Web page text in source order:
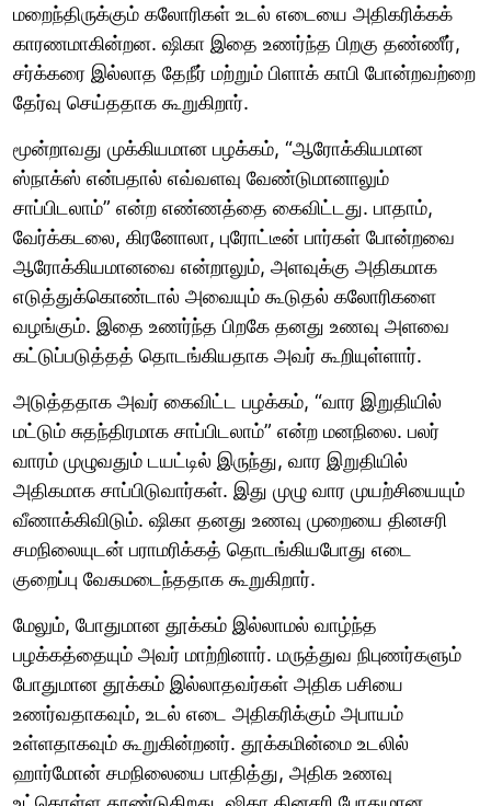
மறைந்திருக்கும் கலோரிகள் உடல் எடையை அதிகரிக்கக்
காரணமாகின்றன. ஷிகா இதை உணர்ந்த பிறகு தண்ணீர்,
சர்க்கரை இல்லாத தேநீர் மற்றும் பிளாக் காபி போன்றவற்றை
தேர்வு செய்ததாக கூறுகிறார்.
மூன்றாவது முக்கியமான பழக்கம், “ஆரோக்கியமான
ஸ்நாக்ஸ் என்பதால் எவ்வளவு வேண்டுமானாலும்
சாப்பிடலாம்” என்ற எண்ணத்தை கைவிட்டது. பாதாம்,
வேர்க்கடலை, கிரனோலா, புரோட்டீன் பார்கள் போன்றவை
ஆரோக்கியமானவை என்றாலும், அளவுக்கு அதிகமாக
எடுத்துக்கொண்டால் அவையும் கூடுதல் கலோரிகளை
வழங்கும். இதை உணர்ந்த பிறகே தனது உணவு அளவை
கட்டுப்படுத்தத் தொடங்கியதாக அவர் கூறியுள்ளார்.
அடுத்ததாக அவர் கைவிட்ட பழக்கம், “வார இறுதியில்
மட்டும் சுதந்திரமாக சாப்பிடலாம்” என்ற மனநிலை. பலர்
வாரம் முழுவதும் டயட்டில் இருந்து, வார இறுதியில்
அதிகமாக சாப்பிடுவார்கள். இது முழு வார முயற்சியையும்
வீணாக்கிவிடும். ஷிகா தனது உணவு முறையை தினசரி
சமநிலையுடன் பராமரிக்கத் தொடங்கியபோது எடை
குறைப்பு வேகமடைந்ததாக கூறுகிறார்.
மேலும், போதுமான தூக்கம் இல்லாமல் வாழ்ந்த
பழக்கத்தையும் அவர் மாற்றினார். மருத்துவ நிபுணர்களும்
போதுமான தூக்கம் இல்லாதவர்கள் அதிக பசியை
உணர்வதாகவும், உடல் எடை அதிகரிக்கும் அபாயம்
உள்ளதாகவும் கூறுகின்றனர். தூக்கமின்மை உடலில்
ஹார்மோன் சமநிலையை பாதித்து, அதிக உணவு